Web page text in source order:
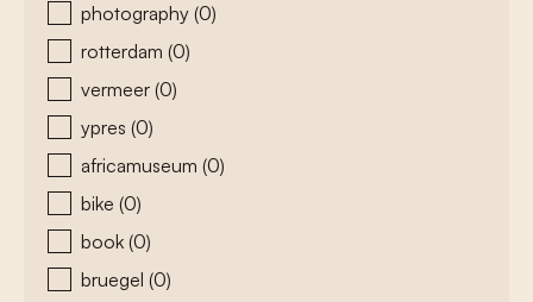
photography (0)
rotterdam (0)
vermeer (0)
ypres (0)
africamuseum (0)
bike (0)
book (0)
bruegel (0)